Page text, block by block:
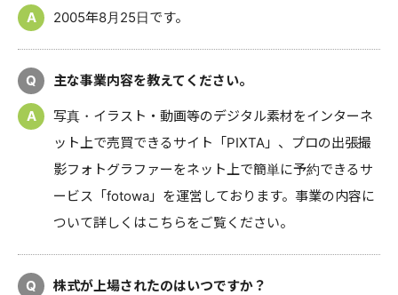
A 2005年8月25日です。
Q 主な事業内容を教えてください。
A
写真・イラスト・動画等のデジタル素材をインターネ
ット上で売買できるサイト「PIXTA」、プロの出張撮
影フォトグラファーをネット上で簡単に予約できるサ
ービス「fotowa」を運営しております。事業の内容に
ついて詳しくはこちらをご覧ください。
Q 株式が上場されたのはいつですか？